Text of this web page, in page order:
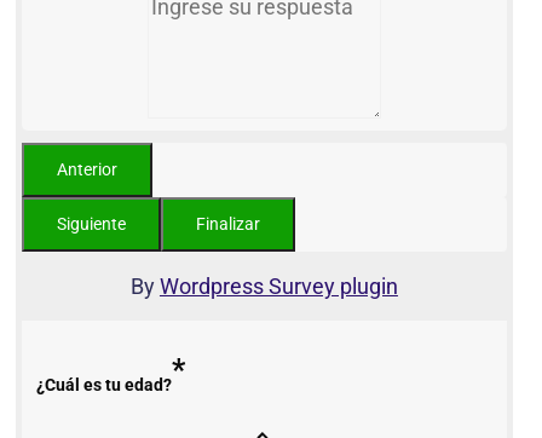
ByWordpress Survey plugin
¿Cuál es tu edad?*